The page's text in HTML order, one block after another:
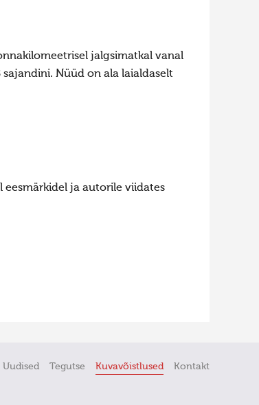
jalgsimatkal vanal
sajandini. Nüüd on ala laialdaselt
ja autorile viidates
Uudised Tegutse Kuvavõistlused Kontakt